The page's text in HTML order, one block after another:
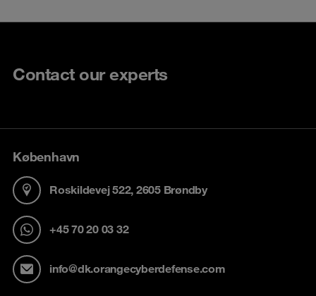
Contact our experts
København
Roskildevej 522, 2605 Brøndby
+45 70 20 03 32
info@dk.orangecyberdefense.com